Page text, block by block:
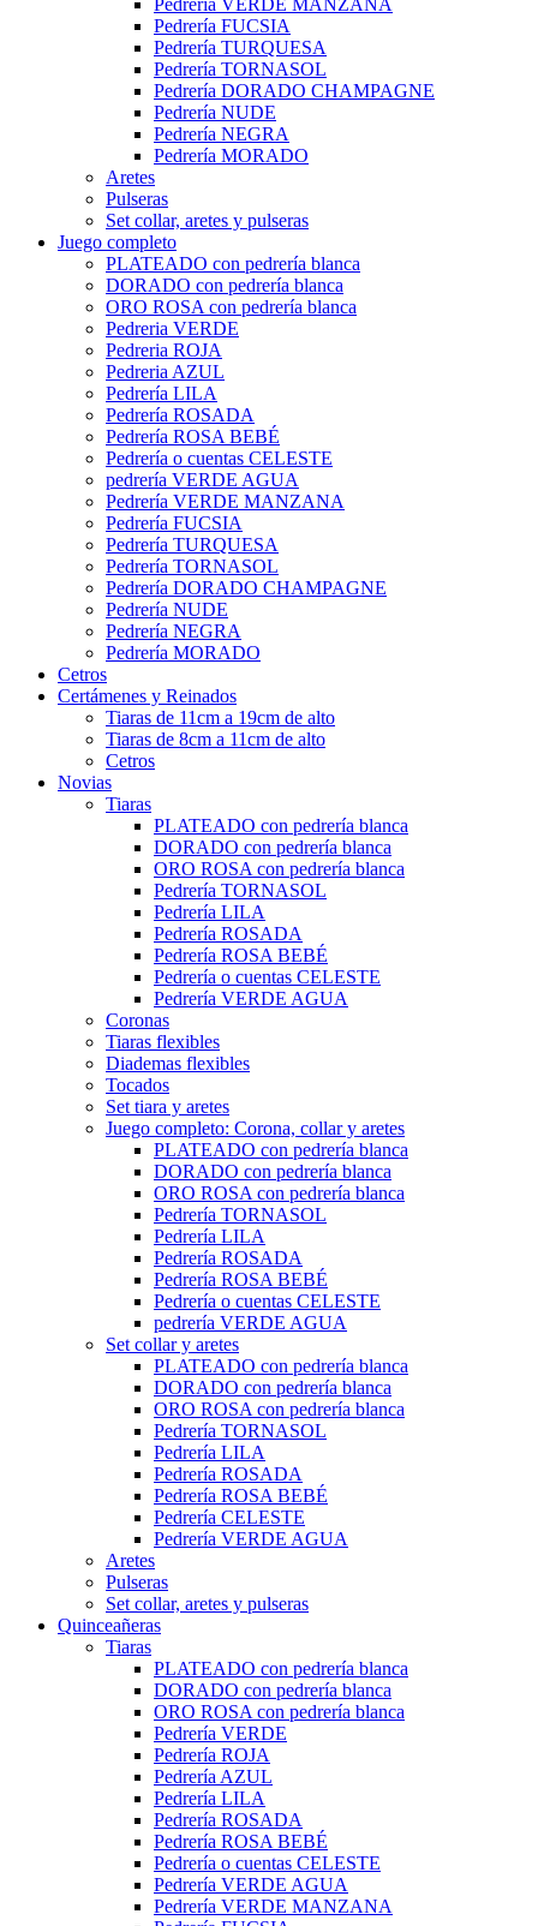
Pedrería VERDE MANZANA
Pedrería FUCSIA
Pedrería TURQUESA
Pedrería TORNASOL
Pedrería DORADO CHAMPAGNE
Pedrería NUDE
Pedrería NEGRA
Pedrería MORADO
Aretes
Pulseras
Set collar, aretes y pulseras
Juego completo
PLATEADO con pedrería blanca
DORADO con pedrería blanca
ORO ROSA con pedrería blanca
Pedreria VERDE
Pedreria ROJA
Pedreria AZUL
Pedrería LILA
Pedrería ROSADA
Pedrería ROSA BEBÉ
Pedrería o cuentas CELESTE
pedrería VERDE AGUA
Pedrería VERDE MANZANA
Pedrería FUCSIA
Pedrería TURQUESA
Pedrería TORNASOL
Pedrería DORADO CHAMPAGNE
Pedrería NUDE
Pedrería NEGRA
Pedrería MORADO
Cetros
Certámenes y Reinados
Tiaras de 11cm a 19cm de alto
Tiaras de 8cm a 11cm de alto
Cetros
Novias
Tiaras
PLATEADO con pedrería blanca
DORADO con pedrería blanca
ORO ROSA con pedrería blanca
Pedrería TORNASOL
Pedrería LILA
Pedrería ROSADA
Pedrería ROSA BEBÉ
Pedrería o cuentas CELESTE
Pedrería VERDE AGUA
Coronas
Tiaras flexibles
Diademas flexibles
Tocados
Set tiara y aretes
Juego completo: Corona, collar y aretes
PLATEADO con pedrería blanca
DORADO con pedrería blanca
ORO ROSA con pedrería blanca
Pedrería TORNASOL
Pedrería LILA
Pedrería ROSADA
Pedrería ROSA BEBÉ
Pedrería o cuentas CELESTE
pedrería VERDE AGUA
Set collar y aretes
PLATEADO con pedrería blanca
DORADO con pedrería blanca
ORO ROSA con pedrería blanca
Pedrería TORNASOL
Pedrería LILA
Pedrería ROSADA
Pedrería ROSA BEBÉ
Pedrería CELESTE
Pedrería VERDE AGUA
Aretes
Pulseras
Set collar, aretes y pulseras
Quinceañeras
Tiaras
PLATEADO con pedrería blanca
DORADO con pedrería blanca
ORO ROSA con pedrería blanca
Pedrería VERDE
Pedrería ROJA
Pedrería AZUL
Pedrería LILA
Pedrería ROSADA
Pedrería ROSA BEBÉ
Pedrería o cuentas CELESTE
Pedrería VERDE AGUA
Pedrería VERDE MANZANA